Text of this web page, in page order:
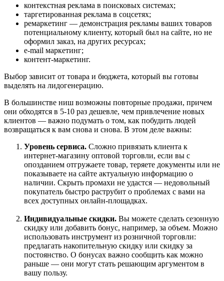
контекстная реклама в поисковых системах;
таргетированная реклама в соцсетях;
ремаркетинг — демонстрация рекламы ваших товаров
потенциальному клиенту, который был на сайте, но не
оформил заказ, на других ресурсах;
e-mail маркетинг;
контент-маркетинг.
Выбор зависит от товара и бюджета, который вы готовы
выделять на лидогенерацию.
В большинстве ниш возможны повторные продажи, причем
они обходятся в 5-10 раз дешевле, чем привлечение новых
клиентов — важно подумать о том, как побудить людей
возвращаться к вам снова и снова. В этом деле важны:
Уровень сервиса. Сложно привязать клиента к
интернет-магазину оптовой торговли, если вы с
опозданием отгружаете товар, теряете документы или не
показываете на сайте актуальную информацию о
наличии. Скрыть промахи не удастся — недовольный
покупатель быстро раструбит о проблемах с вами на
всех доступных онлайн-площадках.
Индивидуальные скидки. Вы можете сделать сезонную
скидку или добавить бонус, например, за объем. Можно
использовать инструмент из розничной торговли:
предлагать накопительную скидку или скидку за
постоянство. О бонусах важно сообщить как можно
раньше — они могут стать решающим аргументом в
вашу пользу.